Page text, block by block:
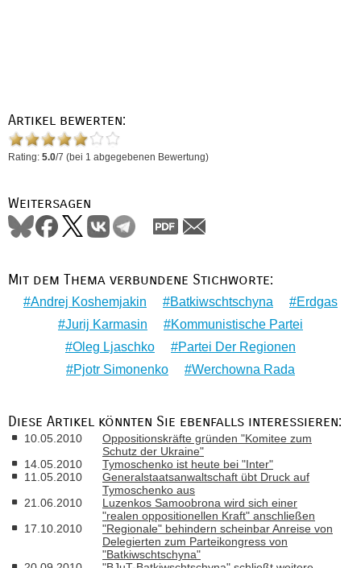
Artikel bewerten:
Rating: 5.0/7 (bei 1 abgegebenen Bewertung)
Weitersagen
Mit dem Thema verbundene Stichworte:
Andrej Koshemjakin Batkiwschtschyna
Erdgas
Jurij Karmasin
Kommunistische Partei
Oleg Ljaschko
Partei Der Regionen
Pjotr Simonenko
Werchowna Rada
Diese Artikel könnten Sie ebenfalls interessieren:
10.05.2010
Oppositionskräfte gründen "Komitee zum
Schutz der Ukraine"
14.05.2010
Tymoschenko ist heute bei "Inter"
11.05.2010
Generalstaatsanwaltschaft übt Druck auf
Tymoschenko aus
21.06.2010
Luzenkos Samoobrona wird sich einer
"realen oppositionellen Kraft" anschließen
17.10.2010
"Regionale" behindern scheinbar Anreise von
Delegierten zum Parteikongress von
"Batkiwschtschyna"